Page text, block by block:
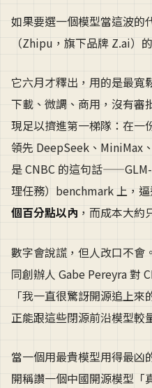
如果要選一個模型當這波的
（Zhipu，旗下品牌 Z.ai）的
它六月才釋出，用的是最
下載、微調、商用，沒有審
現足以擠進第一梯隊：在一
領先 DeepSeek、MiniMax
是 CNBC 的這句話
理任務）benchmark 上，
個百分點以內 ，而成本大約
數字會說謊，但人改口不會
同創辦人 Gabe Pereyra 對
「我一直很驚訝開源追上
正能跟這些閉源前沿模型較
當一個用最貴模型用得最凶
開稱讚一個中國開源模型「